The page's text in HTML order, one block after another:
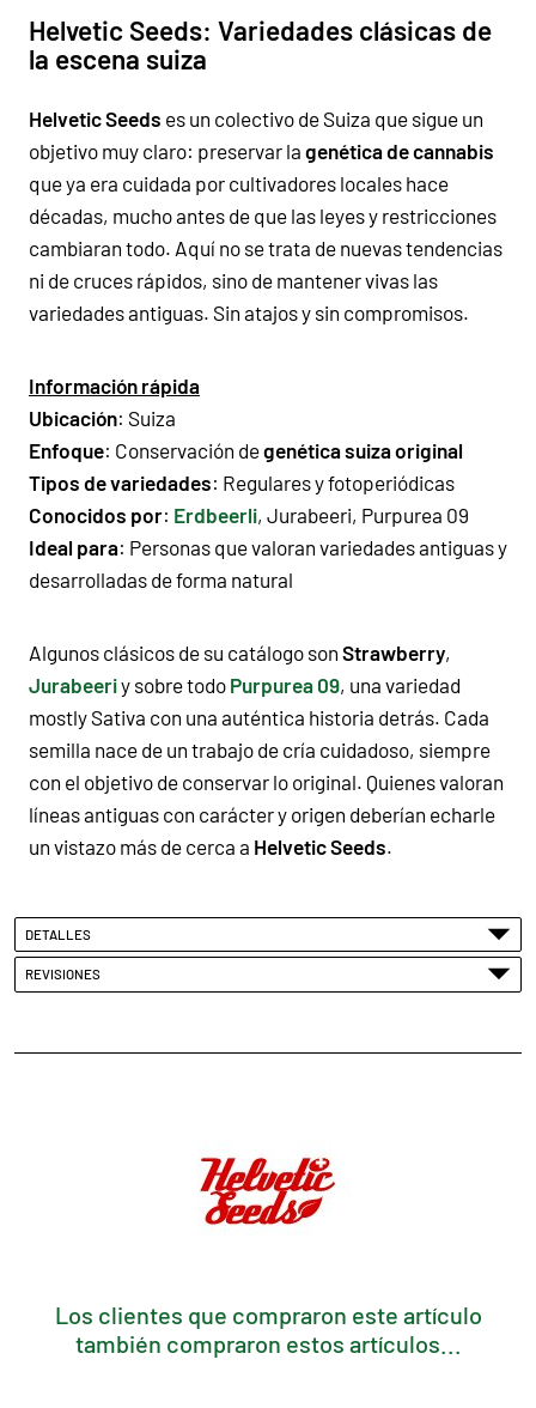
Helvetic Seeds: Variedades clásicas de
la escena suiza
Helvetic Seeds es un colectivo de Suiza que sigue un
objetivo muy claro: preservar la genética de cannabis
que ya era cuidada por cultivadores locales hace
décadas, mucho antes de que las leyes y restricciones
cambiaran todo. Aquí no se trata de nuevas tendencias
ni de cruces rápidos, sino de mantener vivas las
variedades antiguas. Sin atajos y sin compromisos.
Información rápida
Ubicación: Suiza
Enfoque: Conservación degenética suiza original
Tipos de variedades: Regulares y fotoperiódicas
Conocidos por: Erdbeerli, Jurabeeri, Purpurea 09
Ideal para: Personas que valoran variedades antiguas y
desarrolladas de forma natural
Algunos clásicos de su catálogo son Strawberry,
Jurabeeriy sobre todo Purpurea 09, una variedad
mostly Sativa con una auténtica historia detrás. Cada
semilla nace de un trabajo de cría cuidadoso, siempre
con el objetivo de conservar lo original. Quienes valoran
líneas antiguas con carácter y origen deberían echarle
un vistazo más de cerca a Helvetic Seeds.
DETALLES
REVISIONES
Los clientes que compraron este artículo
también compraron estos artículos...